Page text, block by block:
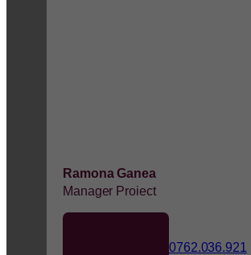
Ramona Ganea
Manager Proiect
0762.036.921